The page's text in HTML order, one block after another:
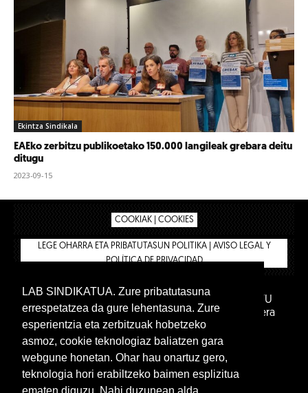
Ekintza Sindikala
EAEko zerbitzu publikoetako 150.000 langileak grebara deitu
ditugu
2023-09-15
COOKIAK | COOKIES
LEGE OHARRA ETA PRIBATUTASUN POLITIKA | AVISO LEGAL Y
POLÍTICA DE PRIVACIDAD
IPAR HEGOA FUNDAZIOA
AFILIATU
DENDA
BARNE GUNEA 🔑 Euskara Gaztelera
LAB SINDIKATUA. Zure pribatutasuna
errespetatzea da gure lehentasuna. Zure
esperientzia eta zerbitzuak hobetzeko
asmoz, cookie teknologiaz baliatzen gara
webgune honetan. Ohar hau onartuz gero,
teknologia hori erabiltzeko baimen esplizitua